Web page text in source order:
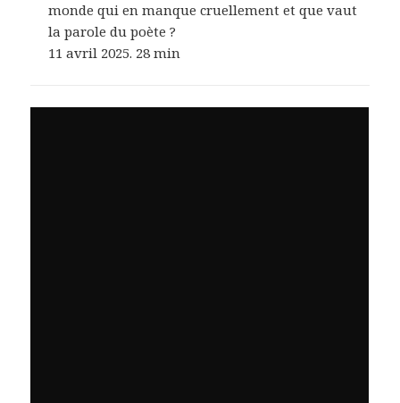
monde qui en manque cruellement et que vaut
la parole du poète ?
11 avril 2025. 28 min